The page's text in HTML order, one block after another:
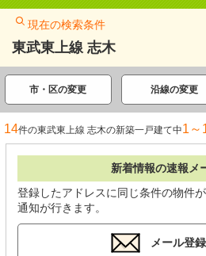
現在の検索条件
東武東上線 志木
市・区の変更 沿線の変更
14件の東武東上線 志木の新築一戸建て中1～
新着情報の速報メ
登録したアドレスに同じ条件の物件
通知が行きます。
メール登